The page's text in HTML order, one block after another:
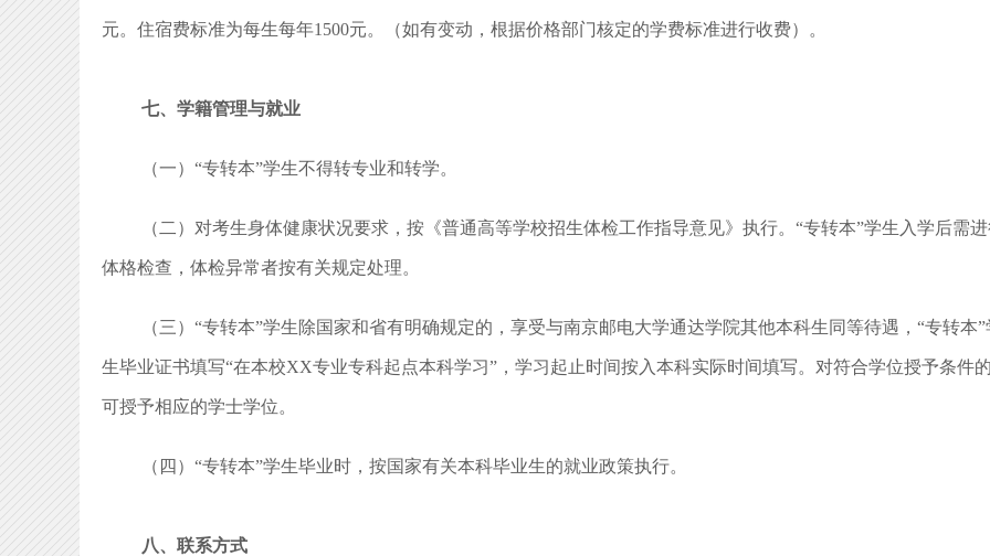
元。住宿费标准为每生每年1500元。（如有变动，根据价格部门核定的学费标准进行收费）。
七、学籍管理与就业
（一）“专转本”学生不得转专业和转学。
（二）对考生身体健康状况要求，按《普通高等学校招生体检工作指导意见》执行。“专转本”学生入学后需
体格检查，体检异常者按有关规定处理。
（三）“专转本”学生除国家和省有明确规定的，享受与南京邮电大学通达学院其他本科生同等待遇，“专转本”
生毕业证书填写“在本校XX专业专科起点本科学习”，学习起止时间按入本科实际时间填写。对符合学位授予条件
可授予相应的学士学位。
（四）“专转本”学生毕业时，按国家有关本科毕业生的就业政策执行。
八、联系方式